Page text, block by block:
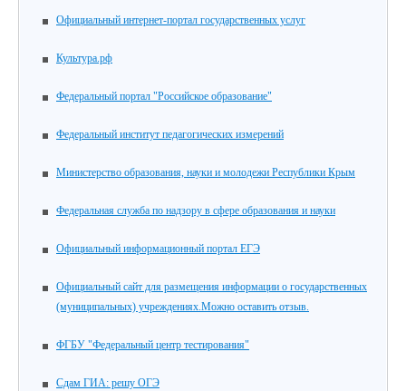
Официальный интернет-портал государственных услуг
Культура.рф
Федеральный портал "Российское образование"
Федеральный институт педагогических измерений
Министерство образования, науки и молодежи Республики Крым
Федеральная служба по надзору в сфере образования и науки
Официальный информационный портал ЕГЭ
Официальный сайт для размещения информации о государственных
(муниципальных) учреждениях.Можно оставить отзыв.
ФГБУ "Федеральный центр тестирования"
Сдам ГИА: решу ОГЭ